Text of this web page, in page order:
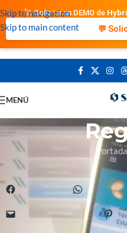
Skip to navigation
Skip to main content
🚀 Solicita un DEMO de
💬
MENÚ
Portada
Comparte esto:
Facebook WhatsApp
Correo electrónico